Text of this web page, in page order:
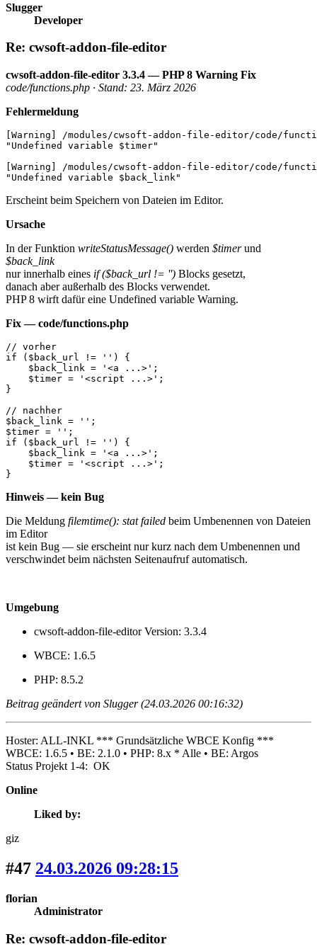
Slugger
Developer
Re: cwsoft-addon-file-editor
cwsoft-addon-file-editor 3.3.4 — PHP 8 Warning Fix
code/functions.php · Stand: 23. März 2026
Fehlermeldung
[Warning] /modules/cwsoft-addon-file-editor/code/
"Undefined variable $timer"
[Warning] /modules/cwsoft-addon-file-editor/code/
"Undefined variable $back_link"
Erscheint beim Speichern von Dateien im Editor.
Ursache
In der Funktion writeStatusMessage() werden $timerund
$back_link
nur innerhalb eines if ($back_url != '') Blocks gesetzt,
danach aber außerhalb des Blocks verwendet.
PHP 8 wirft dafür eine Undefined variable Warning.
Fix — code/functions.php
// vorher
if ($back_url != '') {
    $back_link = '<a ...>';
    $timer = '<script ...>';
}
// nachher
$back_link = '';
$timer = '';
if ($back_url != '') {
    $back_link = '<a ...>';
    $timer = '<script ...>';
}
Hinweis — kein Bug
Die Meldung filemtime(): stat failed beim Umbenennen von Dateien
im Editor
ist kein Bug — sie erscheint nur kurz nach dem Umbenennen und
verschwindet beim nächsten Seitenaufruf automatisch.
Umgebung
cwsoft-addon-file-editor Version: 3.3.4
WBCE: 1.6.5
PHP: 8.5.2
Beitrag geändert von Slugger (24.03.2026 00:16:32)
Hoster: ALL-INKL *** Grundsätzliche WBCE Konfig ***
WBCE: 1.6.5 • BE: 2.1.0 • PHP: 8.x * Alle • BE: Argos
Status Projekt 1-4: OK
Online
Liked by:
giz
#47 24.03.2026 09:28:15
florian
Administrator
Re: cwsoft-addon-file-editor